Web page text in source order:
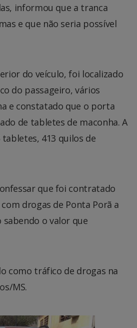
informou que a tranca
e que não seria possível
do veículo, foi localizado
do passageiro, vários
e constatado que o porta
de tabletes de maconha. A
413 quilos de
que foi contratado
drogas de Ponta Porã a
sabendo o valor que
como tráfico de drogas na
MS.